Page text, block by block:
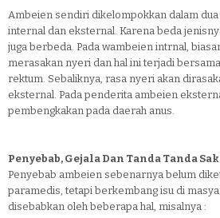
Ambeien sendiri dikelompokkan dalam
internal dan eksternal. Karena beda
juga berbeda. Pada wambeien intrnal,
merasakan nyeri dan hal ini terjadi
rektum. Sebaliknya, rasa nyeri akan
eksternal. Pada penderita ambeien
pembengkakan pada daerah anus.
Penyebab, Gejala Dan Tanda Tanda
Penyebab ambeien sebenarnya belum
paramedis, tetapi berkembang isu di
disebabkan oleh beberapa hal, misalnya :